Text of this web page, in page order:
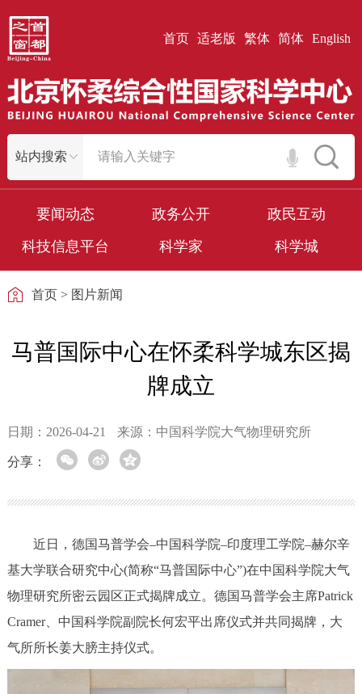
首页 适老版 繁体 简体 English
要闻动态 政务公开
政民互动
科技信息平台
科学家 科学城
首页> 图片新闻
马普国际中心在怀柔科学城东区揭
牌成立
日期：2026-04-21 来源：中国科学院大气物理研究所
分享：
近日，德国马普学会–中国科学院–印度理工学院–赫尔辛
基大学联合研究中心(简称“马普国际中心”)在中国科学院大气
物理研究所密云园区正式揭牌成立。德国马普学会主席Patrick
Cramer、中国科学院副院长何宏平出席仪式并共同揭牌，大
气所所长姜大膀主持仪式。